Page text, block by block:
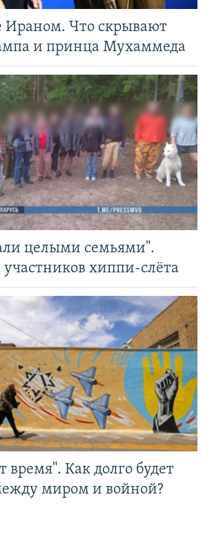
Ираном. Что скрывают
и принца Мухаммеда
целыми семьями".
участников хиппи-слёта
время". Как долго будет
миром и войной?